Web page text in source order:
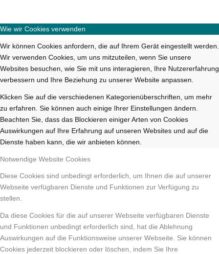
Wie wir Cookies verwenden
Wir können Cookies anfordern, die auf Ihrem Gerät eingestellt werden.
Wir verwenden Cookies, um uns mitzuteilen, wenn Sie unsere
Websites besuchen, wie Sie mit uns interagieren, Ihre Nutzererfahrung
verbessern und Ihre Beziehung zu unserer Website anpassen.
Klicken Sie auf die verschiedenen Kategorienüberschriften, um mehr
zu erfahren. Sie können auch einige Ihrer Einstellungen ändern.
Beachten Sie, dass das Blockieren einiger Arten von Cookies
Auswirkungen auf Ihre Erfahrung auf unseren Websites und auf die
Dienste haben kann, die wir anbieten können.
Notwendige Website Cookies
Diese Cookies sind unbedingt erforderlich, um Ihnen die auf unserer
Webseite verfügbaren Dienste und Funktionen zur Verfügung zu
stellen.
Da diese Cookies für die auf unserer Webseite verfügbaren Dienste
und Funktionen unbedingt erforderlich sind, hat die Ablehnung
Auswirkungen auf die Funktionsweise unserer Webseite. Sie können
Cookies jederzeit blockieren oder löschen, indem Sie Ihre